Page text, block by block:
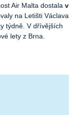
Air Malta dostala v
na Letišti Václava
týdně. V dřívějších
lety z Brna.